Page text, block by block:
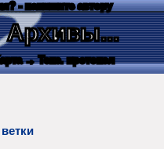
- напишите автору
→ Текс. протокол